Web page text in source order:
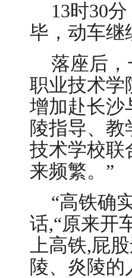
13时30
毕，动车继
落座后
职业技术学
增加赴长沙
陵指导、
技术学校联
来频繁。”
“高铁确
话,“原来开
上高铁,屁
陵、炎陵